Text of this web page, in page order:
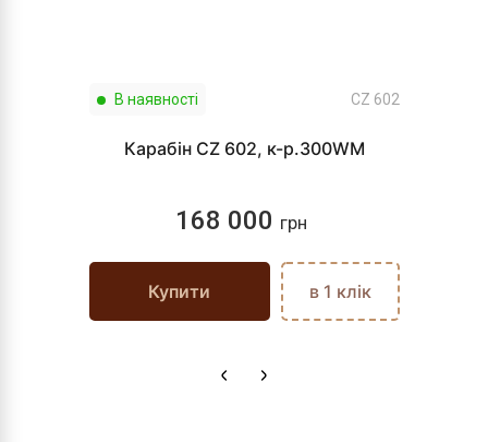
В наявності CZ 602
Карабін CZ 602, к-р.300WM
168 000 грн
Купити в 1 клік